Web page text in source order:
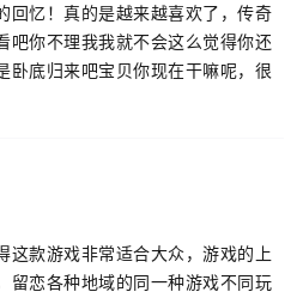
回忆！真的是越来越喜欢了，传奇
吧你不理我我就不会这么觉得你还
卧底归来吧宝贝你现在干嘛呢，很
这款游戏非常适合大众，游戏的上
留恋各种地域的同一种游戏不同玩